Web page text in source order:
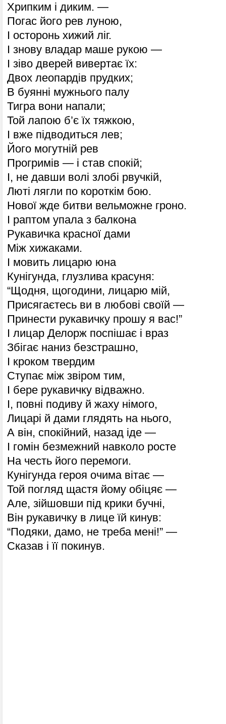
Хрипким і диким. —
Погас його рев луною,
І осторонь хижий ліг.
І знову владар маше рукою —
І зіво дверей вивертає їх:
Двох леопардів прудких;
В буянні мужнього палу
Тигра вони напали;
Той лапою б’є їх тяжкою,
І вже підводиться лев;
Його могутній рев
Прогримів — і став спокій;
І, не давши волі злобі рвучкій,
Люті лягли по короткім бою.
Нової жде битви вельможне гроно.
І раптом упала з балкона
Рукавичка красної дами
Між хижаками.
І мовить лицарю юна
Кунігунда, глузлива красуня:
“Щодня, щогодини, лицарю мій,
Присягаєтесь ви в любові своїй —
Принести рукавичку прошу я вас!”
І лицар Делорж поспішає і враз
Збігає наниз безстрашно,
І кроком твердим
Ступає між звіром тим,
І бере рукавичку відважно.
І, повні подиву й жаху німого,
Лицарі й дами глядять на нього,
А він, спокійний, назад іде —
І гомін безмежний навколо росте
На честь його перемоги.
Кунігунда героя очима вітає —
Той погляд щастя йому обіцяє —
Але, зійшовши під крики бучні,
Він рукавичку в лице їй кинув:
“Подяки, дамо, не треба мені!” —
Сказав і її покинув.